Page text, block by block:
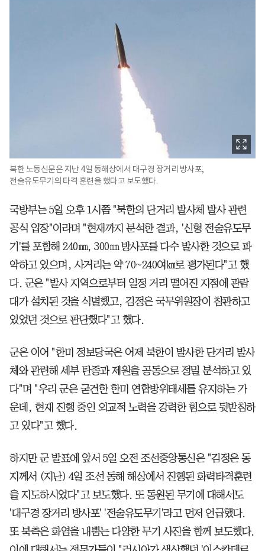
북한 노동신문은 지난 4일 동해상에서 대구경 장거리 방사포,
전술유도무기의 타격 훈련을 했다고 보도했다.
국방부는 5일 오후 1시쯤 "북한의 단거리 발사체 발사 관련
공식 입장"이라며 "현재까지 분석한 결과, '신형 전술유도무
기'를 포함해 240㎜, 300㎜ 방사포를 다수 발사한 것으로 파
악하고 있으며, 사거리는 약 70~240여㎞로 평가된다"고 했
다. 군은 "발사 지역으로부터 일정 거리 떨어진 지점에 관람
대가 설치된 것을 식별했고, 김정은 국무위원장이 참관하고
있었던 것으로 판단했다"고 했다.
군은 이어 "한미 정보당국은 어제 북한이 발사한 단거리 발사
체와 관련해 세부 탄종과 제원을 공동으로 정밀 분석하고 있
다"며 "우리 군은 굳건한 한미 연합방위태세를 유지하는 가
운데, 현재 진행 중인 외교적 노력을 강력한 힘으로 뒷받침하
고 있다"고 했다.
하지만 군 발표에 앞서 5일 오전 조선중앙통신은 "김정은 동
지께서 (지난) 4일 조선 동해 해상에서 진행된 화력타격훈련
을 지도하시었다"고 보도했다. 또 동원된 무기에 대해서도
'대구경 장거리 방사포' '전술유도무기'라고 먼저 언급했다.
또 북측은 화염을 내뿜는 다양한 무기 사진을 함께 보도했다.